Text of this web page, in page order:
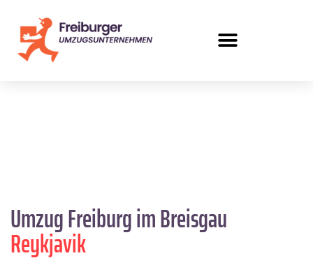
Umzug Freiburg im Breisgau
Reykjavik